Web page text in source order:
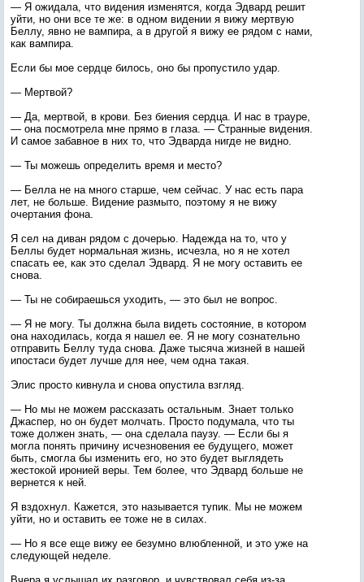
— Я ожидала, что видения изменятся, когда Эдвард решит
уйти, но они все те же: в одном видении я вижу мертвую
Беллу, явно не вампира, а в другой я вижу ее рядом с нами,
как вампира.
Если бы мое сердце билось, оно бы пропустило удар.
— Мертвой?
— Да, мертвой, в крови. Без биения сердца. И нас в трауре,
— она посмотрела мне прямо в глаза. — Странные видения.
И самое забавное в них то, что Эдварда нигде не видно.
— Ты можешь определить время и место?
— Белла не на много старше, чем сейчас. У нас есть пара
лет, не больше. Видение размыто, поэтому я не вижу
очертания фона.
Я сел на диван рядом с дочерью. Надежда на то, что у
Беллы будет нормальная жизнь, исчезла, но я не хотел
спасать ее, как это сделал Эдвард. Я не могу оставить ее
снова.
— Ты не собираешься уходить, — это был не вопрос.
— Я не могу. Ты должна была видеть состояние, в котором
она находилась, когда я нашел ее. Я не могу сознательно
отправить Беллу туда снова. Даже тысяча жизней в нашей
ипостаси будет лучше для нее, чем одна такая.
Элис просто кивнула и снова опустила взгляд.
— Но мы не можем рассказать остальным. Знает только
Джаспер, но он будет молчать. Просто подумала, что ты
тоже должен знать, — она сделала паузу. — Если бы я
могла понять причину исчезновения ее будущего, может
быть, смогла бы изменить его, но это будет выглядеть
жестокой иронией веры. Тем более, что Эдвард больше не
вернется к ней.
Я вздохнул. Кажется, это называется тупик. Мы не можем
уйти, но и оставить ее тоже не в силах.
— Но я все еще вижу ее безумно влюбленной, и это уже на
следующей неделе.